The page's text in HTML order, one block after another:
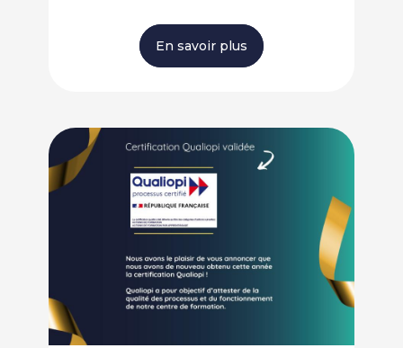
En savoir plus